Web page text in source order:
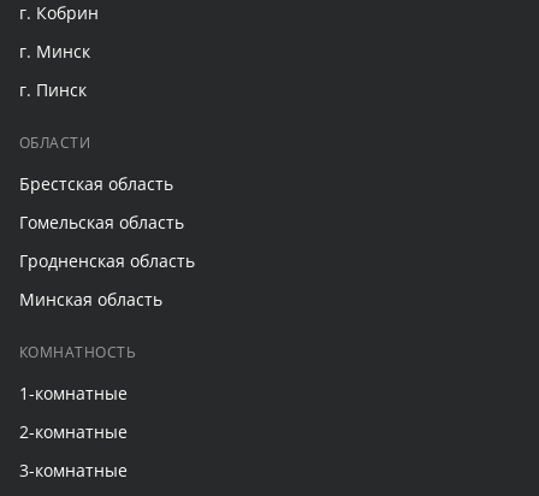
г. Кобрин
г. Минск
г. Пинск
ОБЛАСТИ
Брестская область
Гомельская область
Гродненская область
Минская область
КОМНАТНОСТЬ
1-комнатные
2-комнатные
3-комнатные